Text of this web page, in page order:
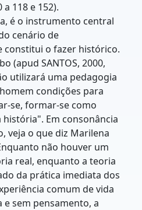
a 118 e 152).
é o instrumento central
cenário de
constitui o fazer histórico.
(apud SANTOS, 2000,
utilizará uma pedagogia
condições para
se, formar-se como
Em consonância
veja o que diz Marilena
não houver um
real, enquanto a teoria
da prática imediata dos
comum de vida
sem pensamento, a